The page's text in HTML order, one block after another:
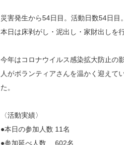
災害発生から54日目。活動日数54日目。
本日は床剥がし・泥出し・家財出しを
今年はコロナウイルス感染拡大防止の
人がボランティアさんを温かく迎えて
た。
〈活動実績〉
●本日の参加人数 11名
●参加延べ人数 602名